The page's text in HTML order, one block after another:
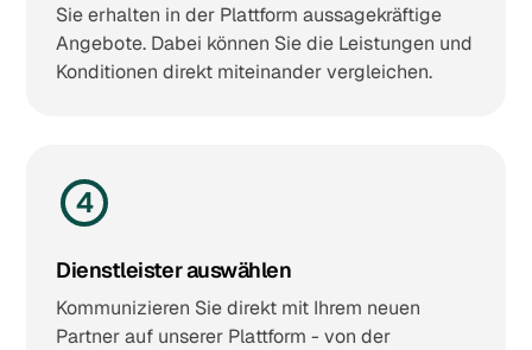
Sie erhalten in der Plattform aussagekräftige
Angebote. Dabei können Sie die Leistungen und
Konditionen direkt miteinander vergleichen.
4
Dienstleister auswählen
Kommunizieren Sie direkt mit Ihrem neuen
Partner auf unserer Plattform - von der